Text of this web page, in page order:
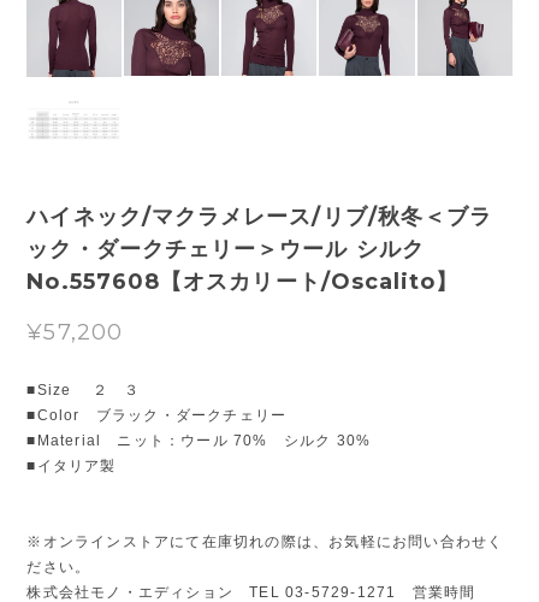
ハイネック/マクラメレース/リブ/秋冬＜ブラ
ック・ダークチェリー＞ウール シルク
No.557608【オスカリート/Oscalito】
¥57,200
■Size ２ ３
■Color ブラック・ダークチェリー
■Material ニット：ウール 70% シルク 30%
■イタリア製
※オンラインストアにて在庫切れの際は、お気軽にお問い合わせく
ださい。
株式会社モノ・エディション TEL 03-5729-1271 営業時間